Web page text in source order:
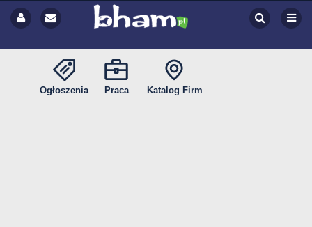
Ogłoszenia Praca Katalog Firm